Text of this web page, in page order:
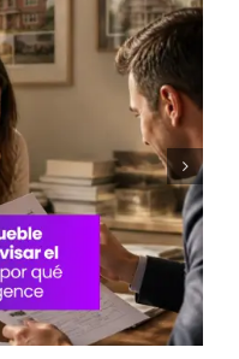
antes de
inmueble en Lima